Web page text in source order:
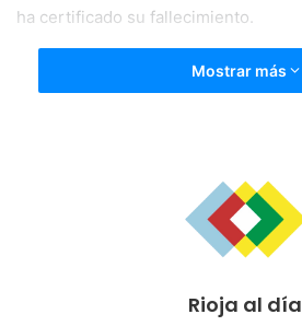
ha certificado su fallecimiento.
Mostrar más
Rioja al día